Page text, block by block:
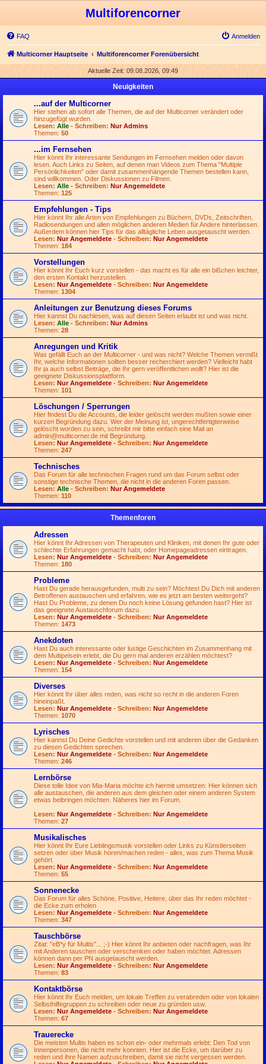
Multiforencorner
FAQ Anmelden
Multicorner Hauptseite Multiforencorner Forenübersicht
Aktuelle Zeit: 09.08.2026, 09:49
Neuigkeiten
...auf der Multicorner
Hier stehen ab sofort alle Themen, die auf der Multicorner verändert oder
hinzugefügt wurden.
Lesen: Alle - Schreiben: Nur Admins
Themen: 50
...im Fernsehen
Hier könnt Ihr interessante Sendungen im Fernsehen melden oder davon
lesen. Auch Links zu Seiten, auf denen man Videos zum Thema "Multiple
Persönlichkeiten" oder damit zusammenhängende Themen bestellen kann,
sind willkommen. Oder Diskussionen zu Filmen.
Lesen: Alle - Schreiben: Nur Angemeldete
Themen: 125
Empfehlungen - Tips
Hier könnt Ihr alle Arten von Empfehlungen zu Büchern, DVDs, Zeitschriften,
Radiosendungen und allen möglichen anderen Medien für Andere hinterlassen.
Außerdem können hier Tips für das alltägliche Leben ausgetauscht werden.
Lesen: Nur Angemeldete - Schreiben: Nur Angemeldete
Themen: 184
Vorstellungen
Hier könnt Ihr Euch kurz vorstellen - das macht es für alle ein bißchen leichter,
den ersten Kontakt herzustellen.
Lesen: Nur Angemeldete - Schreiben: Nur Angemeldete
Themen: 1304
Anleitungen zur Benutzung dieses Forums
Hier kannst Du nachlesen, was auf diesen Seiten erlaubt ist und was nicht.
Lesen: Alle - Schreiben: Nur Admins
Themen: 28
Anregungen und Kritik
Was gefällt Euch an der Multicorner - und was nicht? Welche Themen vermißt
Ihr, welche Informationen sollten besser recherchiert werden? Vielleicht habt
Ihr ja auch selbst Beiträge, die Ihr gern veröffentlichen wollt? Hier ist die
geeignete Diskussionsplattform.
Lesen: Nur Angemeldete - Schreiben: Nur Angemeldete
Themen: 101
Löschungen / Sperrungen
Hier findest Du die Accounts, die leider gelöscht werden mußten sowie einer
kurzen Begründung dazu. Wer der Meinung ist, ungerechtfertigterweise
gelöscht worden zu sein, schreibt mir bitte einfach eine Mail an
admin@multicorner.de mit Begründung.
Lesen: Nur Angemeldete - Schreiben: Nur Angemeldete
Themen: 247
Technisches
Das Forum für alle technischen Fragen rund um das Forum selbst oder
sonstige technische Themen, die nicht in die anderen Foren passen.
Lesen: Alle - Schreiben: Nur Angemeldete
Themen: 110
Themenforen
Adressen
Hier könnt Ihr Adressen von Therapeuten und Kliniken, mit denen Ihr gute oder
schlechte Erfahrungen gemacht habt, oder Homepageadressen eintragen.
Lesen: Nur Angemeldete - Schreiben: Nur Angemeldete
Themen: 180
Probleme
Hast Du gerade herausgefunden, multi zu sein? Möchtest Du Dich mit anderen
Betroffenen austauschen und erfahren, wie es jetzt am besten weitergeht?
Hast Du Probleme, zu denen Du noch keine Lösung gefunden hast? Hier ist
das geeignete Austauschforum dazu.
Lesen: Nur Angemeldete - Schreiben: Nur Angemeldete
Themen: 1473
Anekdoten
Hast Du auch interessante oder lustige Geschichten im Zusammenhang mit
dem Multipelsein erlebt, die Du gern mal anderen erzählen möchtest?
Lesen: Nur Angemeldete - Schreiben: Nur Angemeldete
Themen: 154
Diverses
Hier könnt Ihr über alles reden, was nicht so recht in die anderen Foren
hineinpaßt.
Lesen: Nur Angemeldete - Schreiben: Nur Angemeldete
Themen: 1070
Lyrisches
Hier kannst Du Deine Gedichte vorstellen und mit anderen über die Gedanken
zu diesen Gedichten sprechen.
Lesen: Nur Angemeldete - Schreiben: Nur Angemeldete
Themen: 246
Lernbörse
Diese tolle Idee von Mia-Maria möchte ich hiermit umsetzen: Hier können sich
alle austauschen, die anderen aus dem gleichen oder einem anderen System
etwas beibringen möchten. Näheres hier im Forum.
Lesen: Nur Angemeldete - Schreiben: Nur Angemeldete
Themen: 27
Musikalisches
Hier könnt Ihr Eure Lieblingsmusik vorstellen oder Links zu Künstlerseiten
setzen oder über Musik hören/machen reden - alles, was zum Thema Musik
gehört
Lesen: Nur Angemeldete - Schreiben: Nur Angemeldete
Themen: 55
Sonnenecke
Das Forum für alles Schöne, Positive, Heitere, über das Ihr reden möchtet -
die Ecke zum erholen
Lesen: Nur Angemeldete - Schreiben: Nur Angemeldete
Themen: 347
Tauschbörse
Zitat: "eB*y für Multis"... ;-) Hier könnt Ihr anbieten oder nachfragen, was Ihr
mit Anderen tauschen oder verschenken oder haben möchtet. Adressen
können dann per PN ausgetauscht werden.
Lesen: Nur Angemeldete - Schreiben: Nur Angemeldete
Themen: 83
Kontaktbörse
Hier könnt Ihr Euch melden, um lokale Treffen zu verabreden oder von lokalen
Selbsthilfegruppen zu schreiben oder neue zu gründen usw.
Lesen: Nur Angemeldete - Schreiben: Nur Angemeldete
Themen: 67
Trauerecke
Die meisten Multis haben es schon ein- oder mehrmals erlebt: Den Tod von
Innenpersonen, die nicht mehr konnten. Hier ist die Ecke, um darüber zu
reden und ihre Namen aufzuschreiben, damit sie nicht vergessen werden.